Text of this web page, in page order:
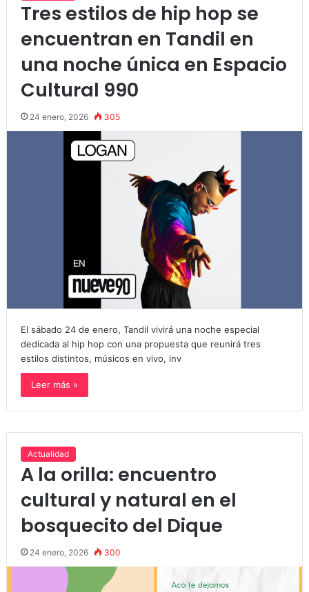
Tres estilos de hip hop se
encuentran en Tandil en
una noche única en Espacio
Cultural 990
24 enero, 2026 305
El sábado 24 de enero, Tandil vivirá una noche especial
dedicada al hip hop con una propuesta que reunirá tres
estilos distintos, músicos en vivo, inv
Leer más »
Actualidad
A la orilla: encuentro
cultural y natural en el
bosquecito del Dique
24 enero, 2026 300